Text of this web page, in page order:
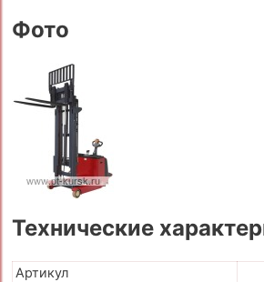
Фото
Технические
Артикул